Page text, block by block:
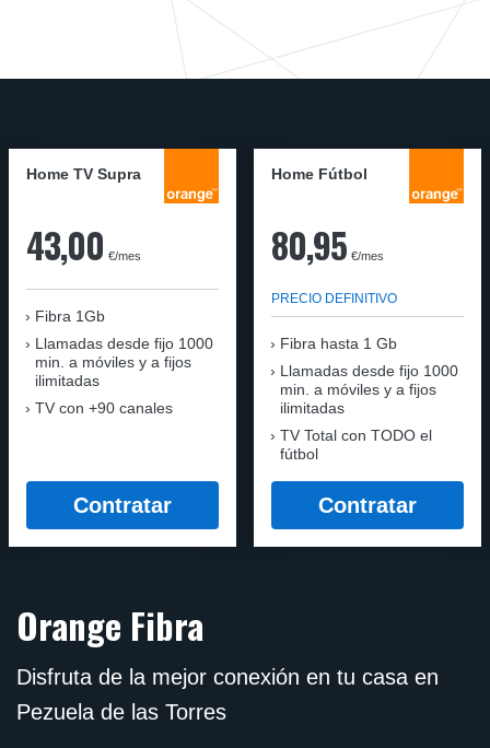
Home TV Supra
43,00 €/mes
Fibra 1Gb
Llamadas desde fijo 1000
min. a móviles y a fijos
ilimitadas
TV con +90 canales
Contratar
Home Fútbol
80,95 €/mes
PRECIO DEFINITIVO
Fibra hasta 1 Gb
Llamadas desde fijo 1000
min. a móviles y a fijos
ilimitadas
TV Total con TODO el
fútbol
Contratar
Orange Fibra
Disfruta de la mejor conexión en tu casa en
Pezuela de las Torres